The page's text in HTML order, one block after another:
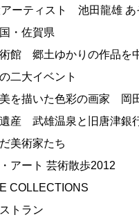
アーティスト 池田龍雄 あ
・佐賀県
術館 郷土ゆかりの作品を
二大イベント
美を描いた色彩の画家 岡
遺産 武雄温泉と旧唐津銀
美術家たち
アート 芸術散歩2012
COLLECTIONS
トラン